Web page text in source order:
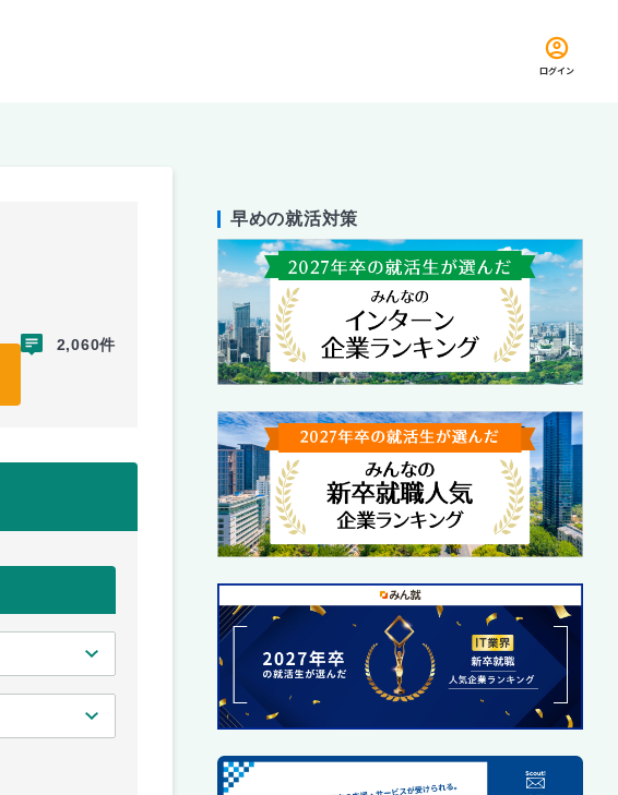
ログイン
2,060件
早めの就活対策